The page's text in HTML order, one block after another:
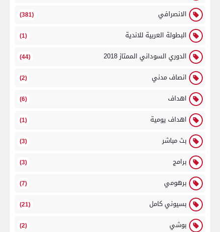
الانصرافي (381)
البطولة العربية للاندية (1)
الدوري السوداني الممتاز 2018 (44)
انصاف مدني (2)
اهداف (6)
اهداف يومية (1)
بث مباشر (3)
برامج (3)
برهومي (7)
بسيوني كامل (21)
بوشي (2)